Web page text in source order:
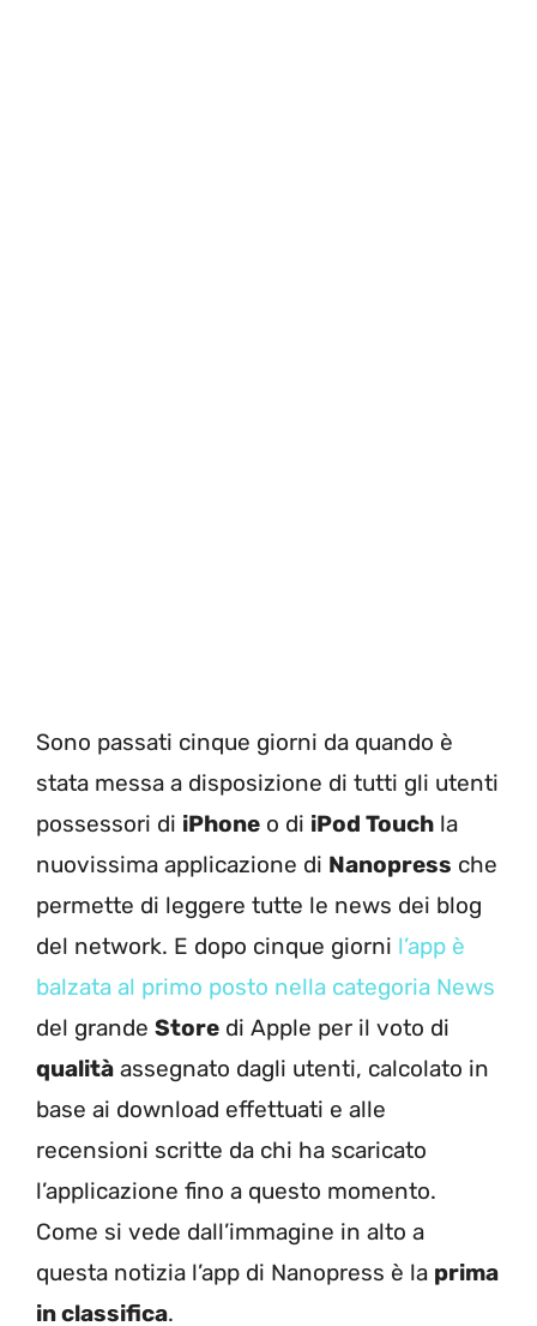
Sono passati cinque giorni da quando è
stata messa a disposizione di tutti gli utenti
possessori di iPhone o di iPod Touch la
nuovissima applicazione di Nanopress che
permette di leggere tutte le news dei blog
del network. E dopo cinque giorni l’app è
balzata al primo posto nella categoria News
del grande Store di Apple per il voto di
qualità assegnato dagli utenti, calcolato in
base ai download effettuati e alle
recensioni scritte da chi ha scaricato
l’applicazione fino a questo momento.
Come si vede dall’immagine in alto a
questa notizia l’app di Nanopress è la prima
in classifica.